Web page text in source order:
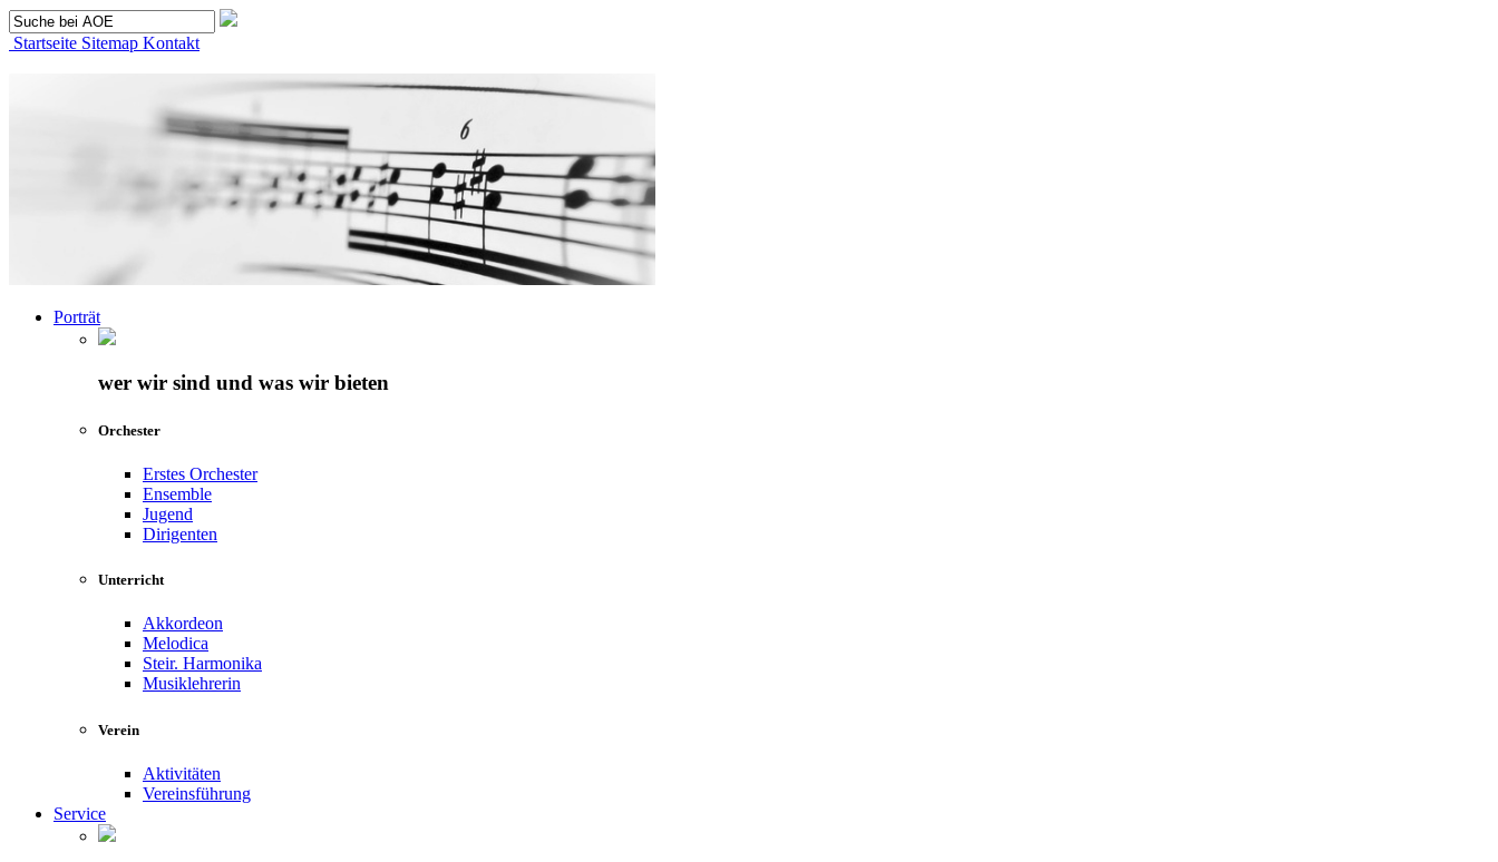
Startseite Sitemap Kontakt
Porträt
wer wir sind und was wir bieten
Orchester
Erstes Orchester
Ensemble
Jugend
Dirigenten
Unterricht
Akkordeon
Melodica
Steir. Harmonika
Musiklehrerin
Verein
Aktivitäten
Vereinsführung
Service